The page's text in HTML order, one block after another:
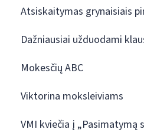
Atsiskaitymas grynaisiais
Dažniausiai užduodami
Mokesčių ABC
Viktorina moksleiviams
VMI kviečia į „Pasimatymą